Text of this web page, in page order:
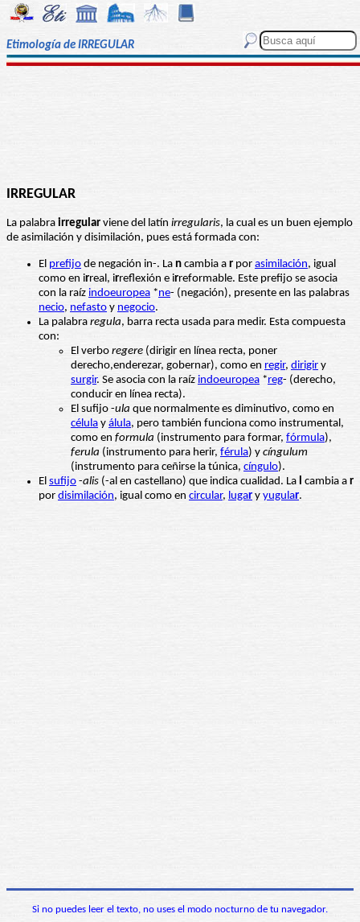
Etimología de IRREGULAR
IRREGULAR
La palabra irregular viene del latín irregularis, la cual es un buen ejemplo
de asimilación y disimilación, pues está formada con:
El prefijo de negación in-. La n cambia a rpor asimilación, igual
como en irreal, irreflexión e irreformable. Este prefijo se asocia
con la raíz indoeuropea *ne- (negación), presente en las palabras
necio, nefasto y negocio.
La palabra regula, barra recta usada para medir. Esta compuesta
con:
El verbo regere (dirigir en línea recta, poner
derecho,enderezar, gobernar), como en regir, dirigir y
surgir. Se asocia con la raíz indoeuropea *reg- (derecho,
conducir en línea recta).
El sufijo -ula que normalmente es diminutivo, como en
célula y álula, pero también funciona como instrumental,
como en formula (instrumento para formar, fórmula),
ferula (instrumento para herir, férula) y cíngulum
(instrumento para ceñirse la túnica, cíngulo).
El sufijo -alis (-al en castellano) que indica cualidad. La l cambia a r
por disimilación, igual como en circular, lugar y yugular.
Si no puedes leer el texto, no uses el modo nocturno de tu navegador.